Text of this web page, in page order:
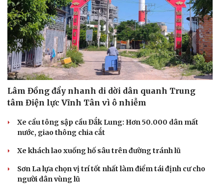
Lâm Đồng đẩy nhanh di dời dân quanh Trung
tâm Điện lực Vĩnh Tân vì ô nhiễm
Xe cẩu tông sập cầu Đắk Lung: Hơn 50.000 dân mất
nước, giao thông chia cắt
Xe khách lao xuống hố sâu trên đường tránh lũ
Sơn La lựa chọn vị trí tốt nhất làm điểm tái định cư cho
người dân vùng lũ